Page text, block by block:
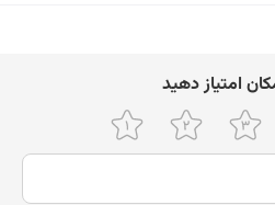
اﻣﺘﯿﺎز دﻫﯿﺪ